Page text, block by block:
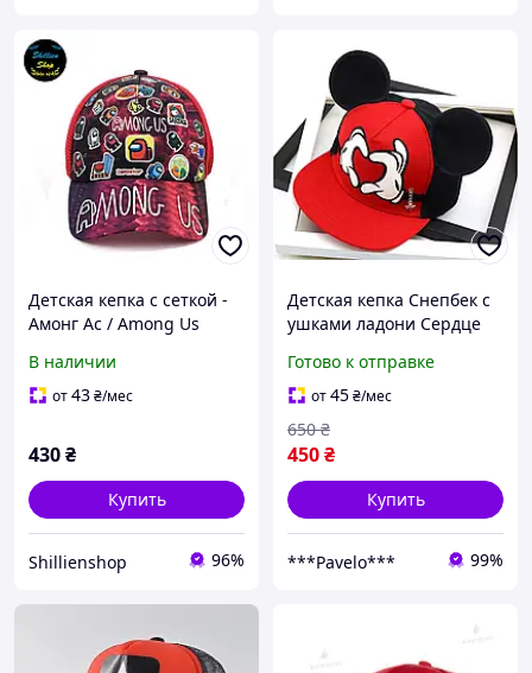
Детская кепка с сеткой -
Амонг Ас / Among Us
В наличии
от43₴/мес
430₴
Купить
Shillienshop 96%
Детская кепка Снепбек с
ушками ладони Сердце
козырьком Красный,
Унисекс WUKE One size
Готово к отправке
от45₴/мес
450₴
650 ₴
Купить
***Pavelo*** 99%